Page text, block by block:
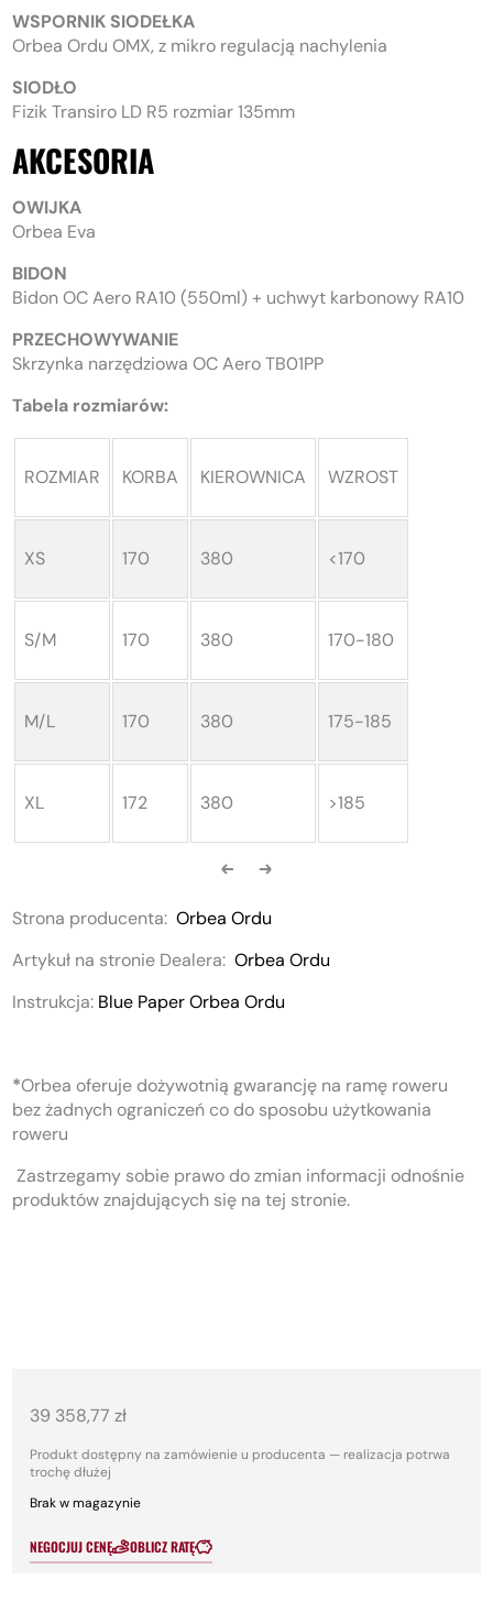
WSPORNIK SIODEŁKA
Orbea Ordu OMX, z mikro regulacją nachylenia
SIODŁO
Fizik Transiro LD R5 rozmiar 135mm
AKCESORIA
OWIJKA
Orbea Eva
BIDON
Bidon OC Aero RA10 (550ml) + uchwyt karbonowy RA10
PRZECHOWYWANIE
Skrzynka narzędziowa OC Aero TB01PP
Tabela rozmiarów:
ROZMIAR KORBA KIEROWNICA WZROST
XS 170 380 <170
S/M 170 380 170-180
M/L 170 380 175-185
XL 172 380 >185
Strona producenta: Orbea Ordu
Artykuł na stronie Dealera:Orbea Ordu
Instrukcja: Blue Paper Orbea Ordu
*Orbea oferuje dożywotnią gwarancję na ramę roweru
bez żadnych ograniczeń co do sposobu użytkowania
roweru
Zastrzegamy sobie prawo do zmian informacji odnośnie
produktów znajdujących się na tej stronie.
39 358,77zł
Produkt dostępny na zamówienie u producenta — realizacja potrwa
trochę dłużej
Brak w magazynie
NEGOCJUJ CENĘ OBLICZ RATĘ